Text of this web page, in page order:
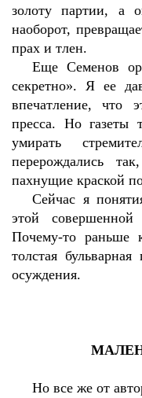
золоту партии, а
наоборот,
прах и тлен.
Еще Семенов
секретно». Я ее
впечатление, что
пресса. Но газеты
умирать
перерождались
пахнущие краской
Сейчас я
этой
Почему-то раньше
толстая
осуждения.
Но все же от